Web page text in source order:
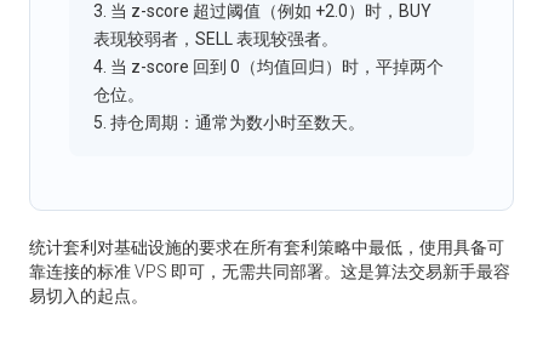
3. 当 z-score 超过阈值（例如 +2.0）时，BUY
表现较弱者，SELL 表现较强者。
4. 当 z-score 回到 0（均值回归）时，平掉两个
仓位。
5. 持仓周期：通常为数小时至数天。
统计套利对基础设施的要求在所有套利策略中最低，使用具备可
靠连接的标准 VPS 即可，无需共同部署。这是算法交易新手最容
易切入的起点。